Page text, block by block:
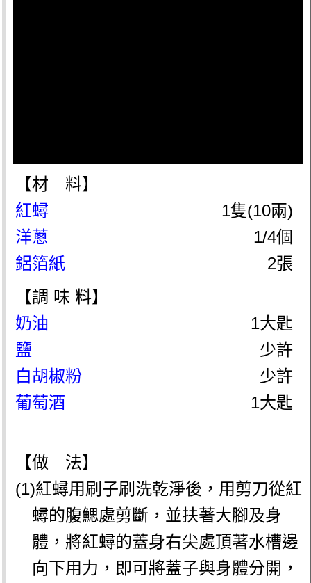
【材 料】
紅蟳
1隻(10兩)
洋蔥
1/4個
鋁箔紙
2張
【調 味 料】
奶油
1大匙
鹽
少許
白胡椒粉
少許
葡萄酒
1大匙
【做 法】
(1)紅蟳用刷子刷洗乾淨後，用剪刀從紅
蟳的腹鰓處剪斷，並扶著大腳及身
體，將紅蟳的蓋身右尖處頂著水槽邊
向下用力，即可將蓋子與身體分開，